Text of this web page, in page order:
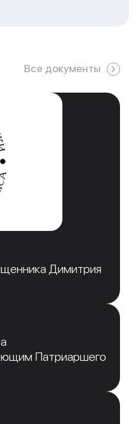
Все документы
Димитрия
Патриаршего